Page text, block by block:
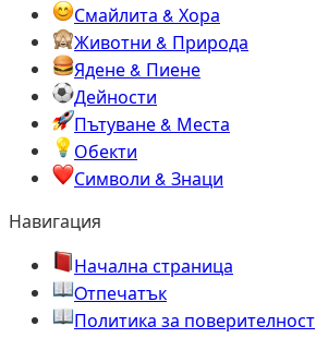
Смайлита & Хора
Животни & Природа
Ядене & Пиене
Дейности
Пътуване & Места
Обекти
Символи & Знаци
Навигация
Начална страница
Oтпечатък
Политика за поверителност